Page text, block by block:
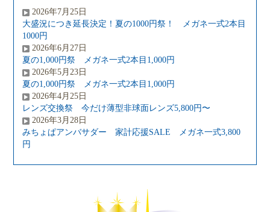
2026年7月25日
大盛況につき延長決定！夏の1000円祭！ メガネ一式2本目
1000円
2026年6月27日
夏の1,000円祭 メガネ一式2本目1,000円
2026年5月23日
夏の1,000円祭 メガネ一式2本目1,000円
2026年4月25日
レンズ交換祭 今だけ薄型非球面レンズ5,800円〜
2026年3月28日
みちょぱアンバサダー 家計応援SALE メガネ一式3,800
円